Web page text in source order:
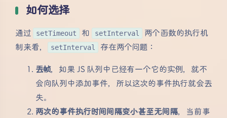
如何选择
通过 setTimeout 和 setInterval
两个函数的执行机
制来看，
setInterval 存在两个问题：
丢帧，如果 JS 队列中已经有一个它的实例，就不
会向队列中添加事件，所以这次的事件执行就会丢
失。
两次的事件执行时间间隔变小甚至无间隔，当前事